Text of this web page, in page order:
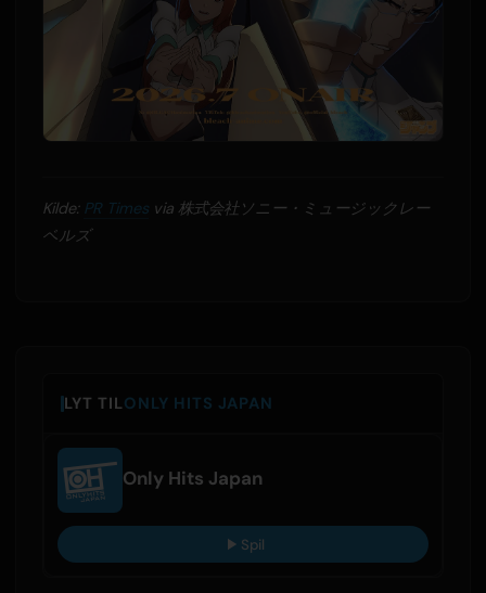
Kilde: PR Timesvia 株式会社ソニー・ミュージックレー
ベルズ
LYT TILONLY HITS JAPAN
Only Hits Japan
Spil